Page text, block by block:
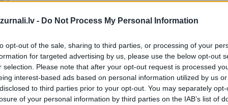
- Do Not Process My Personal Information
opt-out of the sale, sharing to third parties, or processing of your
for targeted advertising by us, please use the below opt-out
selection. Please note that after your opt-out request is processed
interest-based ads based on personal information utilized by us
to third parties prior to your opt-out. You may separately
of your personal information by third parties on the IAB’s list of
Drukāts izdevums
Abonēšanas perioda sākums:
2026. gada septembris